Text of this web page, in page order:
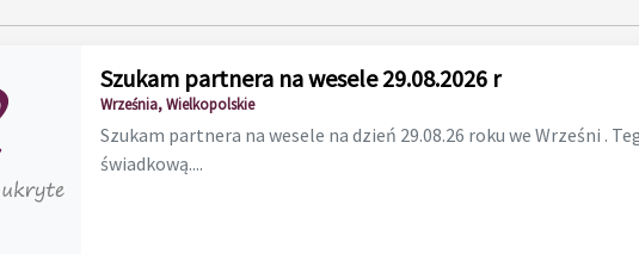
Szukam partnera na wesele 29.08.2026 r
Września, Wielkopolskie
Szukam partnera na wesele na dzień 29.08.26 roku we Wrześni .
świadkową....